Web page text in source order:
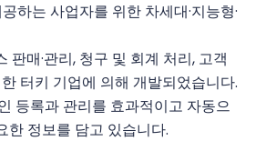
하는 사업자를 위한 차세대·지능형·
매·관리, 청구 및 회계 처리, 고객
터키 기업에 의해 개발되었습니다.
등록과 관리를 효과적이고 자동으
한 정보를 담고 있습니다.